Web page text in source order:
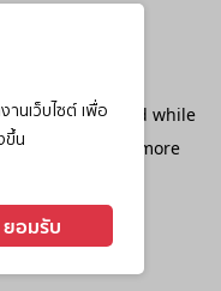
นเว็บไซต์ เพื่อ
ขึ้น
ยอมรับ
has occurred while
console
for more